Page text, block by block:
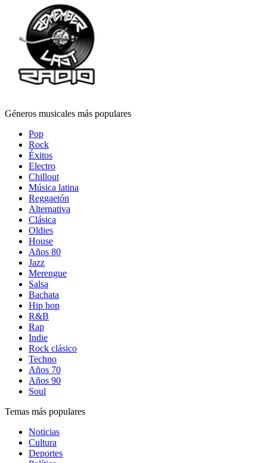
Géneros musicales más populares
Pop
Rock
Éxitos
Electro
Chillout
Música latina
Reggaetón
Alternativa
Clásica
Oldies
House
Años 80
Jazz
Merengue
Salsa
Bachata
Hip hop
R&B
Rap
Indie
Rock clásico
Techno
Años 70
Años 90
Soul
Temas más populares
Noticias
Cultura
Deportes